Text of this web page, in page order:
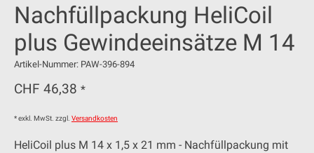
Nachfüllpackung HeliCoil
plus Gewindeeinsätze M 14
Artikel-Nummer: PAW-396-894
CHF 46,38 *
* exkl. MwSt. zzgl. Versandkosten
HeliCoil plus M 14 x 1,5 x 21 mm - Nachfüllpackung mit